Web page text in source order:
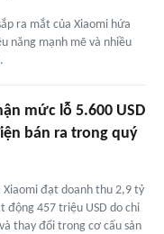
ra mắt của Xiaomi hứa
năng mạnh mẽ và nhiều
mức lỗ 5.600 USD
bán ra trong quý
Xiaomi đạt doanh thu 2,9 tỷ
động 457 triệu USD do chi
thay đổi trong cơ cấu sản